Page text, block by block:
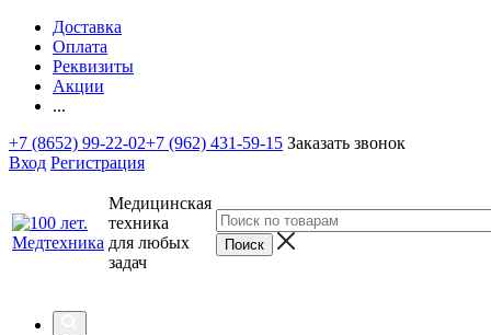
Доставка
Оплата
Реквизиты
Акции
...
+7 (8652) 99-22-02+7 (962) 431-59-15 Заказать звонок
Вход Регистрация
Медицинская
техника
для любых
задач